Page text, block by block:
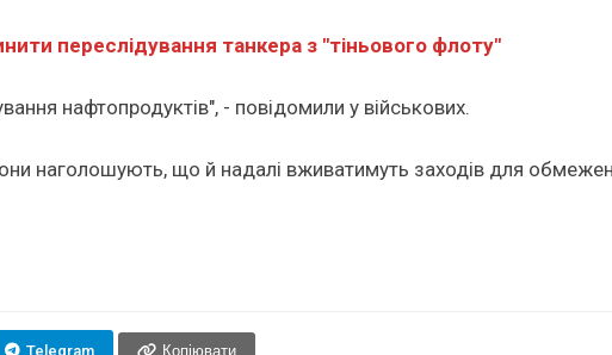
переслідування танкера з "тіньового флоту"
нафтопродуктів", - повідомили у військових.
наголошують, що й надалі вживатимуть заходів для
Telegram Копіювати